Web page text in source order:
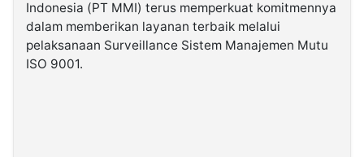
Kabarbaru.co
2026
Indonesia (PT MMI) terus memperkuat komitmennya
dalam memberikan layanan terbaik melalui
pelaksanaan Surveillance Sistem Manajemen Mutu
ISO 9001.